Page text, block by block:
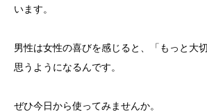
います。
男性は女性の喜びを感じると、「もっと大
思うようになるんです。
ぜひ今日から使ってみませんか。